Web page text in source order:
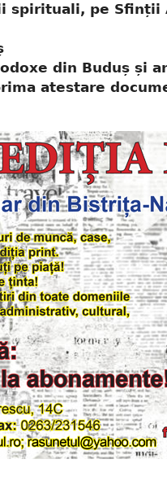
spirituali, pe Sfinții
din Buduș și
atestare